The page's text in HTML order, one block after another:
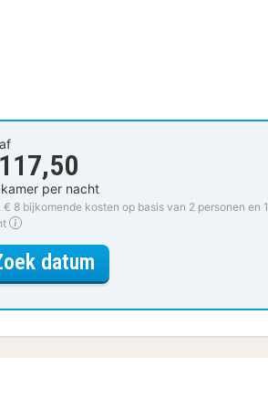
per nacht
€ 8 bijkomende kosten op basis van 2 personen en 1
datumvoor Comfort kamer